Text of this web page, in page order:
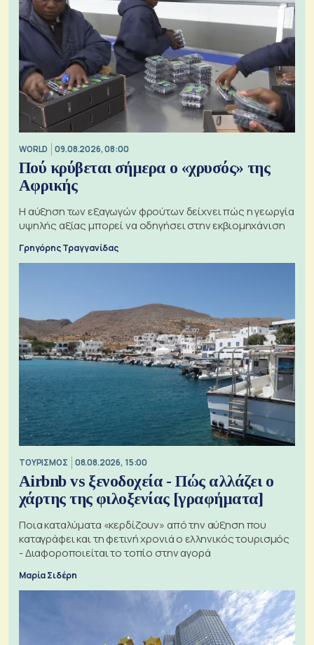
WORLD 09.08.2026, 08:00
Πού κρύβεται σήμερα ο «χρυσός» της
Αφρικής
Η αύξηση των εξαγωγών φρούτων δείχνει πώς η γεωργία
υψηλής αξίας μπορεί να οδηγήσει στην εκβιομηχάνιση
Γρηγόρης Τραγγανίδας
ΤΟΥΡΙΣΜΟΣ 08.08.2026, 15:00
Airbnb vs ξενοδοχεία - Πώς αλλάζει ο
χάρτης της φιλοξενίας [γραφήματα]
Ποια καταλύματα «κερδίζουν» από την αύξηση που
καταγράφει και τη φετινή χρονιά ο ελληνικός τουρισμός
- Διαφοροποιείται το τοπίο στην αγορά
Μαρία Σιδέρη